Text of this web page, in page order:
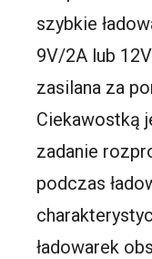
szybkie
9V/2A lub
zasilana za
Ciekawostką
zadanie
podczas
ładowarek